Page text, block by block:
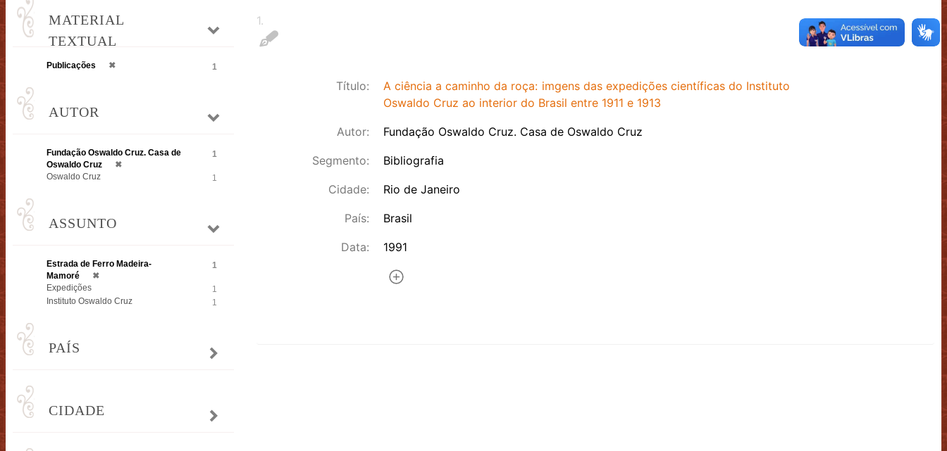
MATERIAL
TEXTUAL
Publicações ✖ 1
AUTOR
Fundação Oswaldo Cruz. Casa de
Oswaldo Cruz
✖
1
Oswaldo Cruz 1
ASSUNTO
Estrada de Ferro Madeira-
Mamoré
✖
1
Expedições
1
Instituto Oswaldo Cruz
1
PAÍS
CIDADE
1.
Título:
A ciência a caminho da roça: imgens das expedições científicas do Instituto
Oswaldo Cruz ao interior do Brasil entre 1911 e 1913
Autor: Fundação Oswaldo Cruz. Casa de Oswaldo Cruz
Segmento: Bibliografia
Cidade: Rio de Janeiro
País: Brasil
Data: 1991